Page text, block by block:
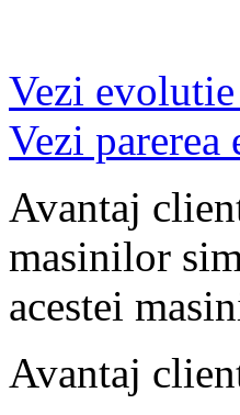
Vezi
Vezi
Avantaj
masinilor
acestei
Avantaj